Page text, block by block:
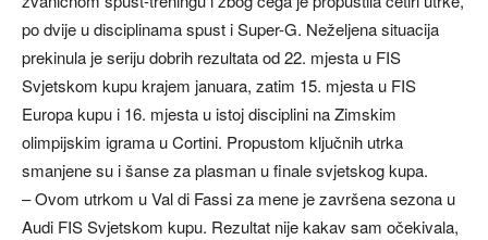
po dvije u disciplinama spust i Super-G. Neželjena situacija
prekinula je seriju dobrih rezultata od 22. mjesta u FIS
Svjetskom kupu krajem januara, zatim 15. mjesta u FIS
Europa kupu i 16. mjesta u istoj disciplini na Zimskim
olimpijskim igrama u Cortini. Propustom ključnih utrka
smanjene su i šanse za plasman u finale svjetskog kupa.
– Ovom utrkom u Val di Fassi za mene je završena sezona u
Audi FIS Svjetskom kupu. Rezultat nije kakav sam očekivala,